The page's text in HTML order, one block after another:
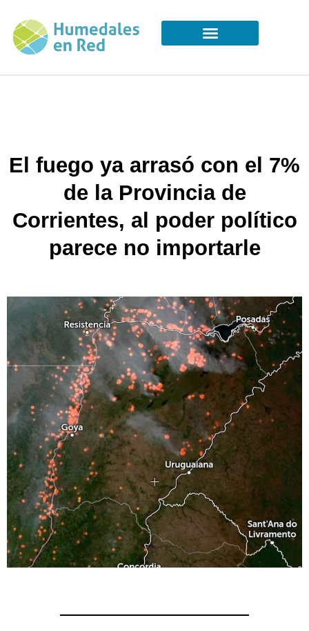
El fuego ya arrasó con el 7%
de la Provincia de
Corrientes, al poder político
parece no importarle